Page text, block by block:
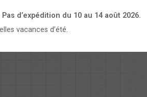
Pas d’expédition du 10 au 14 août 2026.
vacances d’été.